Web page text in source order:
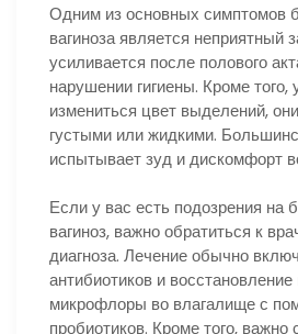
Одним из основных симптомов
вагиноза является неприятный
усиливается после полового
нарушении гигиены. Кроме
измениться цвет выделений,
густыми или жидкими.
испытывает зуд и дискомфорт
Если у вас есть подозрения на
вагиноз, важно обратиться к
диагноза. Лечение обычно
антибиотиков и
микрофлоры во влагалище с
пробиотиков. Кроме того,